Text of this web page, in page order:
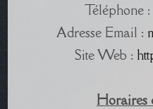
Téléphone :
Adresse Email :
Site Web :
Horaires